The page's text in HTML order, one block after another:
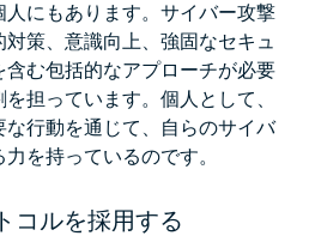
にもあります。サイバー攻撃
策、意識向上、強固なセキュ
含む包括的なアプローチが必要
担っています。個人として、
行動を通じて、自らのサイバ
を持っているのです。
コルを採用する